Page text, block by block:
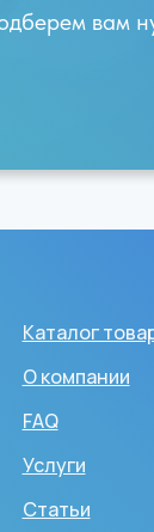
вам
Каталог
О компании
FAQ
Услуги
Статьи